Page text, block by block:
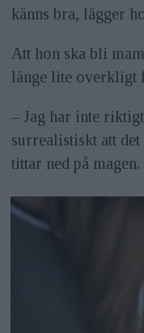
känns bra, lägger
Att hon ska bli
länge lite overkligt
– Jag har inte
surrealistiskt att
tittar ned på magen.